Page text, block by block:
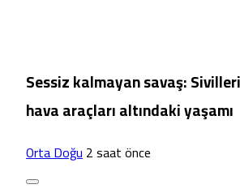
Sessiz kalmayan savaş:
hava araçları altındaki yaşamı
Orta Doğu2 saat önce